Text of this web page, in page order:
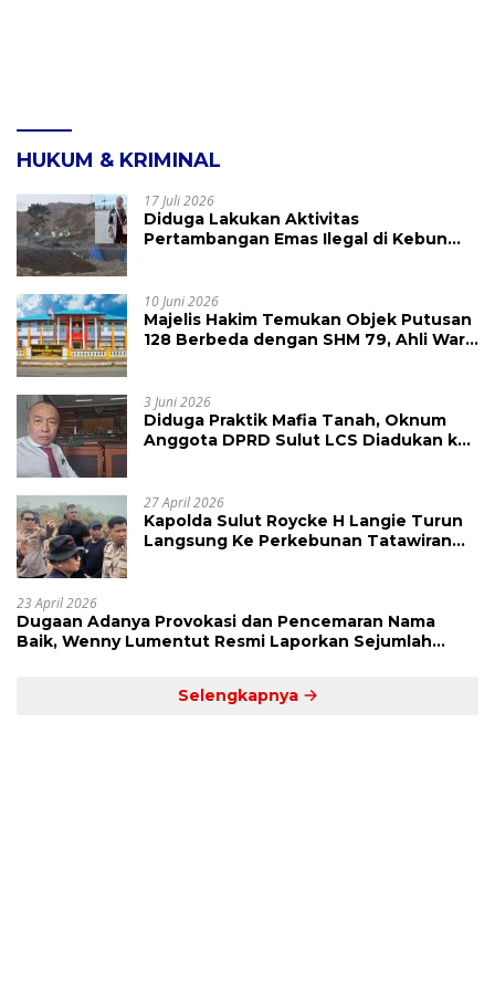
HUKUM & KRIMINAL
17 Juli 2026
Diduga Lakukan Aktivitas
Pertambangan Emas Ilegal di Kebun
10 Juni 2026
Majelis Hakim Temukan Objek Putusan
128 Berbeda dengan SHM 79, Ahli Waris
3 Juni 2026
Diduga Praktik Mafia Tanah, Oknum
Anggota DPRD Sulut LCS Diadukan ke
27 April 2026
Kapolda Sulut Roycke H Langie Turun
Langsung Ke Perkebunan Tatawiran
23 April 2026
Dugaan Adanya Provokasi dan Pencemaran Nama
Baik, Wenny Lumentut Resmi Laporkan Sejumlah
Selengkapnya